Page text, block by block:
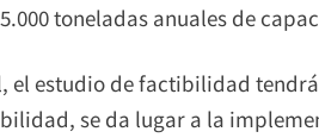
toneladas anuales de
el estudio de factibilidad
se da lugar a la